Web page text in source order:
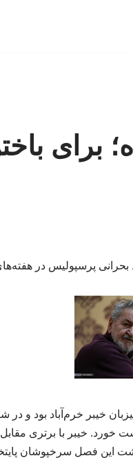
برای
بحرانی پرسپولیس در
خیبر خرم‌آباد بود و
خورد. خیبر با برتری
توانست در هر ۲ بازی رفت‌وبرگشت این